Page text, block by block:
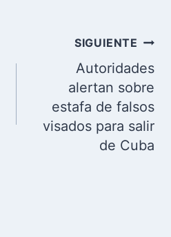
SIGUIENTE
Autoridades
alertan sobre
estafa de falsos
visados para salir
de Cuba